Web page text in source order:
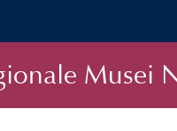
Musei